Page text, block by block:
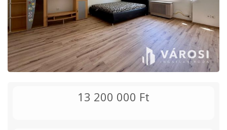
13 200 000 Ft